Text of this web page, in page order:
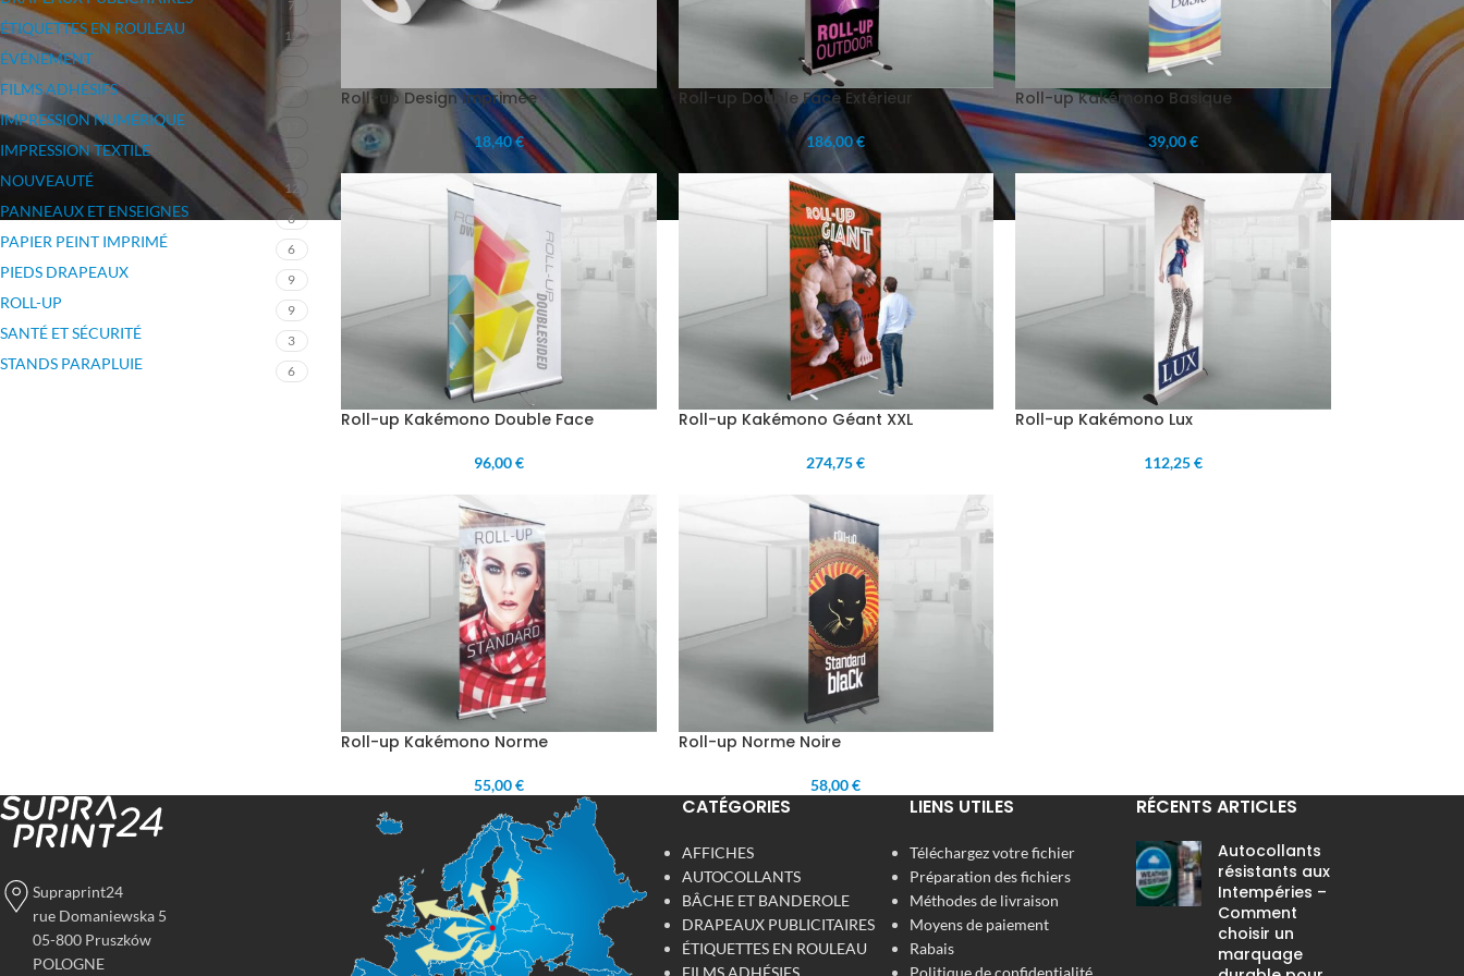
7
ÉTIQUETTES EN ROULEAU 12
ÉVÉNEMENT
FILMS ADHÉSIFS
IMPRESSION NUMÉRIQUE
IMPRESSION TEXTILE 12
NOUVEAUTÉ 12
PANNEAUX ET ENSEIGNES 6
PAPIER PEINT IMPRIMÉ 6
PIEDS DRAPEAUX 9
ROLL-UP 9
SANTÉ ET SÉCURITÉ 3
STANDS PARAPLUIE 6
Roll-up Design Imprimée
18,40 €
Roll-up Double Face Extérieur
186,00 €
Roll-up Kakémono Basique
39,00 €
Roll-up Kakémono Double Face
96,00 €
Roll-up Kakémono Géant XXL
274,75 €
Roll-up Kakémono Lux
112,25 €
Roll-up Kakémono Norme
55,00 €
Roll-up Norme Noire
58,00 €
Supraprint24
rue Domaniewska 5
05-800 Pruszków
POLOGNE
CATÉGORIES
AFFICHES
AUTOCOLLANTS
BÂCHE ET BANDEROLE
DRAPEAUX PUBLICITAIRES
ÉTIQUETTES EN ROULEAU
FILMS ADHÉSIFS
LIENS UTILES
Téléchargez votre fichier
Préparation des fichiers
Méthodes de livraison
Moyens de paiement
Rabais
Politique de confidentialité
RÉCENTS ARTICLES
Autocollants
résistants aux
Intempéries –
Comment
choisir un
marquage